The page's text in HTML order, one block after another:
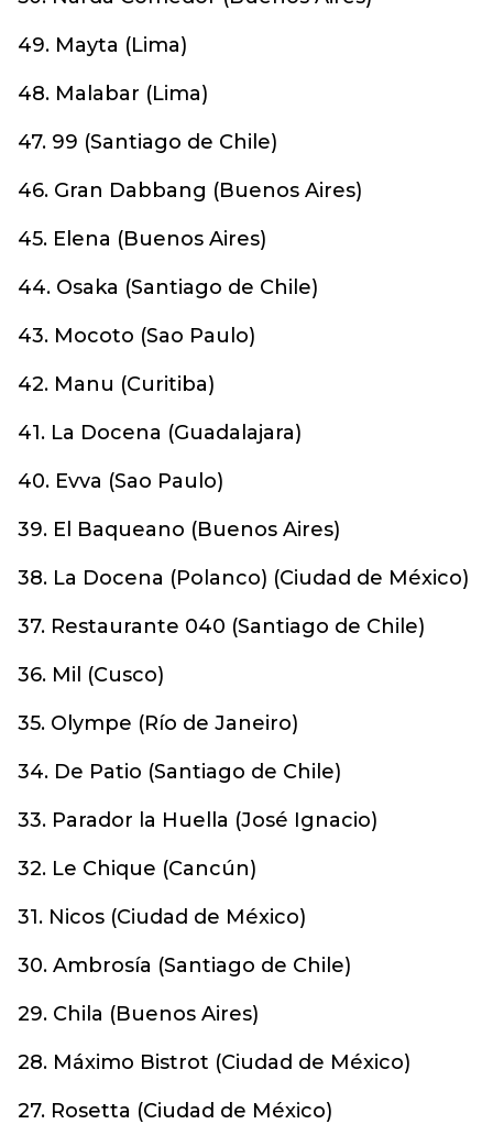
49. Mayta (Lima)
48. Malabar (Lima)
47. 99 (Santiago de Chile)
46. Gran Dabbang (Buenos Aires)
45. Elena (Buenos Aires)
44. Osaka (Santiago de Chile)
43. Mocoto (Sao Paulo)
42. Manu (Curitiba)
41. La Docena (Guadalajara)
40. Evva (Sao Paulo)
39. El Baqueano (Buenos Aires)
38. La Docena (Polanco) (Ciudad de México)
37. Restaurante 040 (Santiago de Chile)
36. Mil (Cusco)
35. Olympe (Río de Janeiro)
34. De Patio (Santiago de Chile)
33. Parador la Huella (José Ignacio)
32. Le Chique (Cancún)
31. Nicos (Ciudad de México)
30. Ambrosía (Santiago de Chile)
29. Chila (Buenos Aires)
28. Máximo Bistrot (Ciudad de México)
27. Rosetta (Ciudad de México)